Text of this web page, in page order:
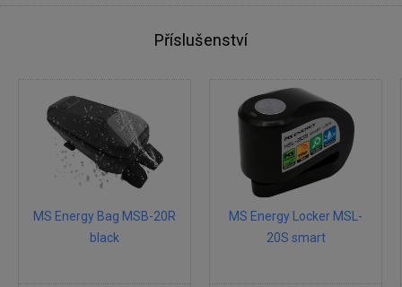
Příslušenství
MS Energy Bag MSB-20R
black
MS Energy Locker MSL-
20S smart